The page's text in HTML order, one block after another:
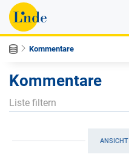
Kommentare
Kommentare
ANSICHT